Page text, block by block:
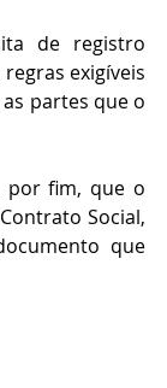
de registro
exigíveis
partes que o
por fim, que o
Social,
que